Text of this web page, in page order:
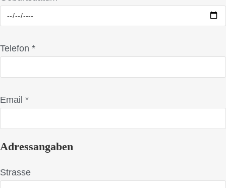
Telefon *
Email *
Adressangaben
Strasse